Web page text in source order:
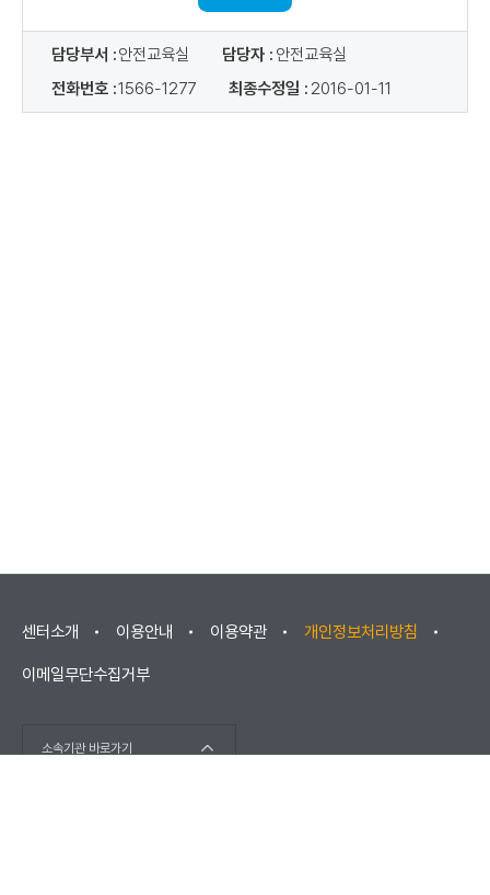
담당부서 :안전교육실 담당자 : 안전교육실
전화번호 :1566-1277 최종수정일 : 2016-01-11
센터소개 이용안내 이용약관 개인정보처리방침
이메일무단수집거부
소속기관 바로가기